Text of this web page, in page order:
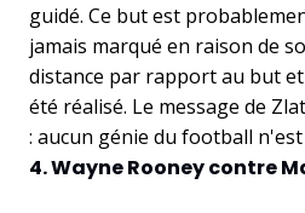
guidé. Ce but est
jamais marqué en raison de
distance par rapport au but
été réalisé. Le message de
: aucun génie du football
4. Wayne Rooney contre